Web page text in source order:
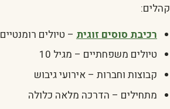
קהלים:
רכיבת סוסים זוגית – טיולים רומנטיים
טיולים משפחתיים – מגיל 10
קבוצות וחברות – אירועי גיבוש
מתחילים – הדרכה מלאה כלולה